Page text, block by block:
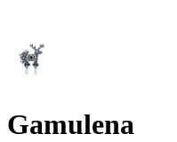
Gamulena